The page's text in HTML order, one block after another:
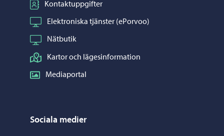
Kontaktuppgifter
Elektroniska tjänster (ePorvoo)
Nätbutik
Kartor och lägesinformation
Mediaportal
Sociala medier